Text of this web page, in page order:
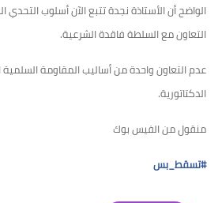
الواضح أن الأستاذة نجدة تتبع الآن أسلوب التحدي
التعاون مع السلطة فاقدة الشرعية.
عدم التعاون واحدة من أساليب المقاومة
الدكتاتورية.
منقول من الفيس بوك
#تسقط_بس